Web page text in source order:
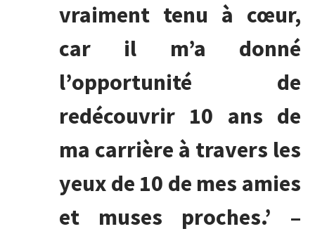
vraiment tenu à cœur,
car il m’a donné
l’opportunité de
redécouvrir 10 ans de
ma carrière à travers les
yeux de 10 de mes amies
et muses proches.’ –